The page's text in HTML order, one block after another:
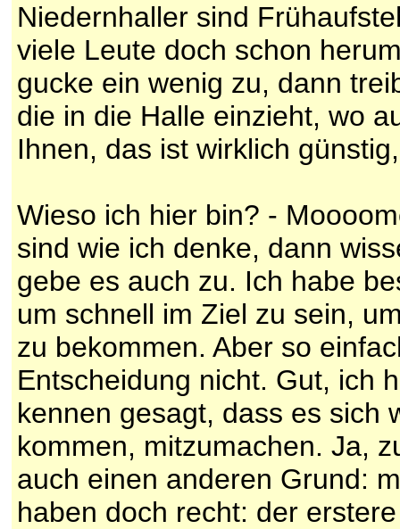
Niedernhaller sind
viele Leute doch schon
gucke ein wenig zu, dann
die in die Halle einzieht, wo
Ihnen, das ist wirklich
Wieso ich hier bin? -
sind wie ich denke, dann
gebe es auch zu. Ich habe
um schnell im Ziel zu sein,
zu bekommen. Aber so
Entscheidung nicht. Gut, ich
kennen gesagt, dass es sich
kommen, mitzumachen. Ja,
auch einen anderen Grund:
haben doch recht: der